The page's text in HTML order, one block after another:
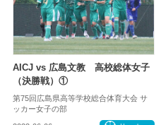
AICJ vs 広島文教 高校総体女子
（決勝戦）①
第75回広島県高等学校総合体育大会 サ
ッカー女子の部